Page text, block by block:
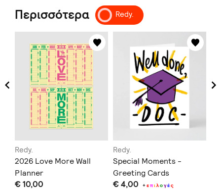
Περισσότερα Redy.
Redy.
2026 Love More Wall
Planner
€ 10,00
Redy.
Special Moments -
Greeting Cards
€ 4,00 +επιλογές